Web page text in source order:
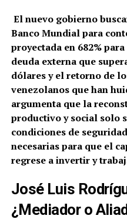
El nuevo gobierno
Banco Mundial para
proyectada en 682%
deuda externa que
dólares yel retorno de
venezolanos que han
argumenta que la
productivo y social solo
condiciones de
necesarias para que el
regrese a invertir y
José Luis
¿Mediador o